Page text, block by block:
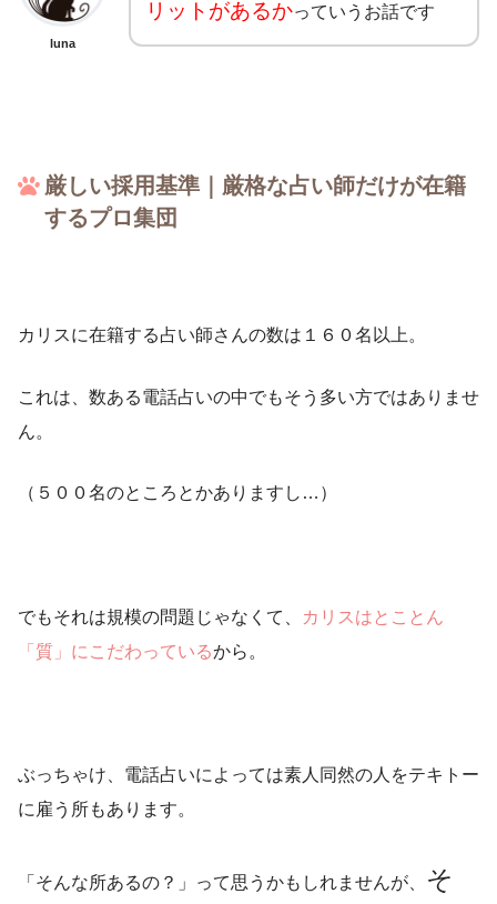
luna
リットがあるかっていうお話です
厳しい採用基準｜厳格な占い師だけが在籍
するプロ集団
カリスに在籍する占い師さんの数は１６０名以上。
これは、数ある電話占いの中でもそう多い方ではありませ
ん。
（５００名のところとかありますし…）
でもそれは規模の問題じゃなくて、
カリスはとことん
「質」にこだわっているから。
ぶっちゃけ、電話占いによっては素人同然の人をテキトー
に雇う所もあります。
「そんな所あるの？」って思うかもしれませんが、
そ